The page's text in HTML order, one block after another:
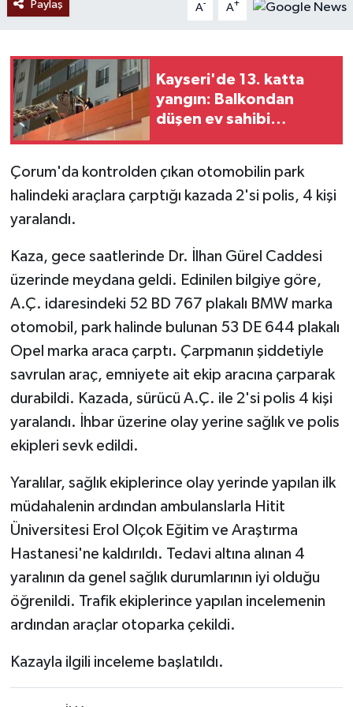
Paylaş A- A+
Kayseri'de 13. katta
yangın: Balkondan
düşen ev sahibi
Çorum'da kontrolden çıkan otomobilin park
halindeki araçlara çarptığı kazada 2'si polis, 4 kişi
yaralandı.
Kaza, gece saatlerinde Dr. İlhan Gürel Caddesi
üzerinde meydana geldi. Edinilen bilgiye göre,
A.Ç. idaresindeki 52 BD 767 plakalı BMW marka
otomobil, park halinde bulunan 53 DE 644 plakalı
Opel marka araca çarptı. Çarpmanın şiddetiyle
savrulan araç, emniyete ait ekip aracına çarparak
durabildi. Kazada, sürücü A.Ç. ile 2'si polis 4 kişi
yaralandı. İhbar üzerine olay yerine sağlık ve polis
ekipleri sevk edildi.
Yaralılar, sağlık ekiplerince olay yerinde yapılan ilk
müdahalenin ardından ambulanslarla Hitit
Üniversitesi Erol Olçok Eğitim ve Araştırma
Hastanesi'ne kaldırıldı. Tedavi altına alınan 4
yaralının da genel sağlık durumlarının iyi olduğu
öğrenildi. Trafik ekiplerince yapılan incelemenin
ardından araçlar otoparka çekildi.
Kazayla ilgili inceleme başlatıldı.